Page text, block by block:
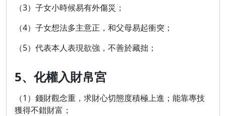
（3）子女小時候易有外傷災；
（4）子女想法多主意正，和父母易起衝突；
（5）代表本人表現欲強，不善於藏拙；
5、化權入財帛宮
（1）錢財觀念重，求財心切態度積極上進；能靠專技
獲得不錯財富；